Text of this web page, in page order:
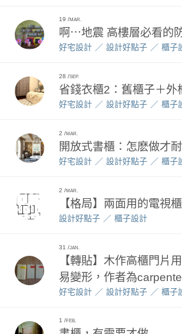
19 MAR.
啊⋯地震 高樓層必看的
好宅設計 設計好點子 櫃子
28 SEP.
省錢衣櫃2：舊櫃子＋外
好宅設計 設計好點子 櫃子
2 MAR.
開放式書櫃：怎麽做才
好宅設計 設計好點子 櫃子
2 MAR.
【格局】兩面用的電視
設計好點子 櫃子設計
31 JAN.
【轉貼】木作高櫃門片
易變形，作者為
好宅設計 設計好點子 櫃子
1 FEB.